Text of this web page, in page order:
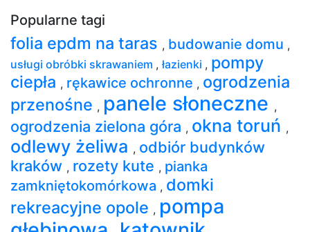
Popularne tagi
folia epdm na taras , budowanie domu ,
usługi obróbki skrawaniem , łazienki , pompy
ciepła , rękawice ochronne , ogrodzenia
przenośne , panele słoneczne ,
ogrodzenia zielona góra , okna toruń ,
odlewy żeliwa , odbiór budynków
kraków , rozety kute , pianka
zamkniętokomórkowa , domki
rekreacyjne opole , pompa